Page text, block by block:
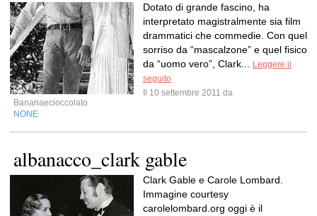
Dotato di grande fascino, ha
interpretato magistralmente sia film
drammatici che commedie. Con quel
sorriso da “mascalzone” e quel fisico
da “uomo vero”, Clark...
Leggere il
seguito
Il 10 settembre 2011 da
Bananaecioccolato
NONE
albanacco_clark gable
Clark Gable e Carole Lombard.
Immagine courtesy
carolelombard.org oggi è il